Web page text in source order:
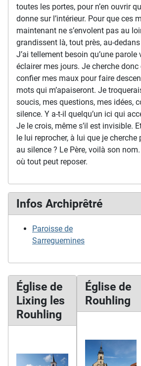
toutes les portes, pour n’en ouvrir
donne sur l’intérieur. Pour que ces
maintenant ne s’envolent pas au
grandissent là, tout près, au-
J’ai tellement besoin qu’une
éclairer mes jours. Je cherche donc
confier mes maux pour faire
mots qui m’apaiseront. Je
soucis, mes questions, mes idées,
silence. Y a-t-il quelqu’un ici qui
Je le crois, même s’il est invisible.
le lui reprocher, à lui que je cherche
au silence ? Le Père, voilà son
où tout peut reposer.
Infos Archiprêtré
Paroisse de
Sarreguemines
Église de
Lixing les
Rouhling
Église de
Rouhling